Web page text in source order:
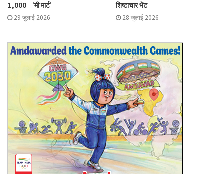
1,000 ‘मी मार्ट’
29 जुलाई 2026
शिष्टाचार भेंट
28 जुलाई 2026